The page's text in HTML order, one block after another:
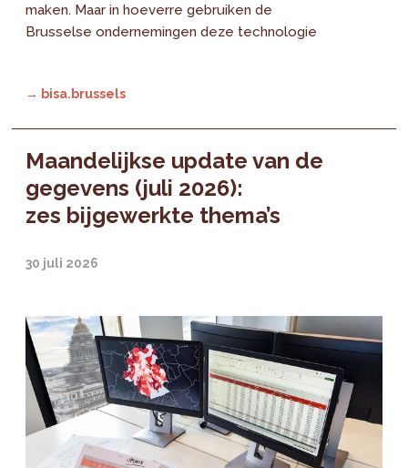
maken. Maar in hoeverre gebruiken de
Brusselse ondernemingen deze technologie
→ bisa.brussels
Maandelijkse update van de
gegevens (juli 2026):
zes bijgewerkte thema’s
30 juli 2026